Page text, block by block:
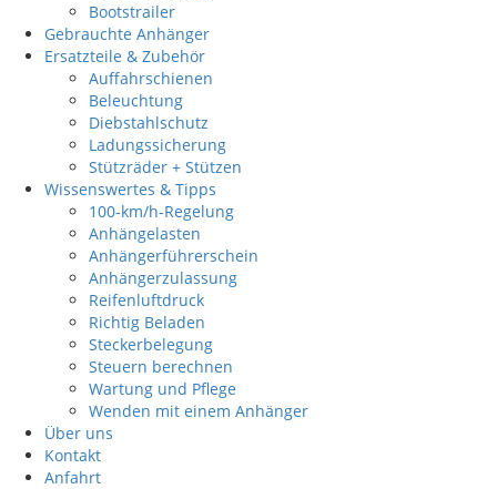
Bootstrailer
Gebrauchte Anhänger
Ersatzteile & Zubehör
Auffahrschienen
Beleuchtung
Diebstahlschutz
Ladungssicherung
Stützräder + Stützen
Wissenswertes & Tipps
100-km/h-Regelung
Anhängelasten
Anhängerführerschein
Anhängerzulassung
Reifenluftdruck
Richtig Beladen
Steckerbelegung
Steuern berechnen
Wartung und Pflege
Wenden mit einem Anhänger
Über uns
Kontakt
Anfahrt